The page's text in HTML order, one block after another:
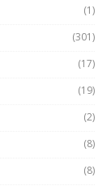
(1)
(301)
(17)
(19)
(2)
(8)
(8)